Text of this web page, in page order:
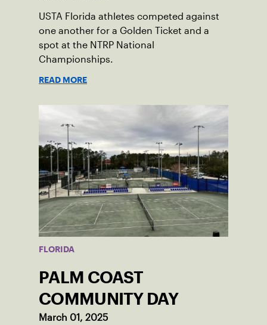
USTA Florida athletes competed against
one another for a Golden Ticket and a
spot at the NTRP National
Championships.
READ MORE
FLORIDA
PALM COAST
COMMUNITY DAY
March 01, 2025